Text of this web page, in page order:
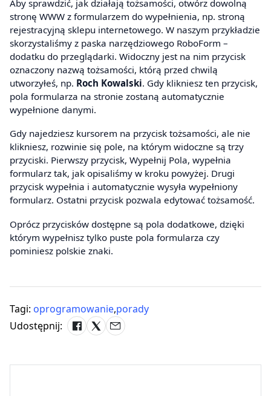
Aby sprawdzić, jak działają tożsamości, otwórz dowolną
stronę WWW z formularzem do wypełnienia, np. stroną
rejestracyjną sklepu internetowego. W naszym przykładzie
skorzystaliśmy z paska narzędziowego RoboForm –
dodatku do przeglądarki. Widoczny jest na nim przycisk
oznaczony nazwą tożsamości, którą przed chwilą
utworzyłeś, np. Roch Kowalski. Gdy klikniesz ten przycisk,
pola formularza na stronie zostaną automatycznie
wypełnione danymi.
Gdy najedziesz kursorem na przycisk tożsamości, ale nie
klikniesz, rozwinie się pole, na którym widoczne są trzy
przyciski. Pierwszy przycisk, Wypełnij Pola, wypełnia
formularz tak, jak opisaliśmy w kroku powyżej. Drugi
przycisk wypełnia i automatycznie wysyła wypełniony
formularz. Ostatni przycisk pozwala edytować tożsamość.
Oprócz przycisków dostępne są pola dodatkowe, dzięki
którym wypełnisz tylko puste pola formularza czy
pominiesz polskie znaki.
Tagi: oprogramowanie,porady
Udostępnij: